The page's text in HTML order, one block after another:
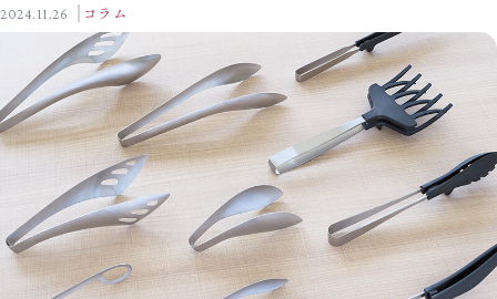
2024.11.26 コラム